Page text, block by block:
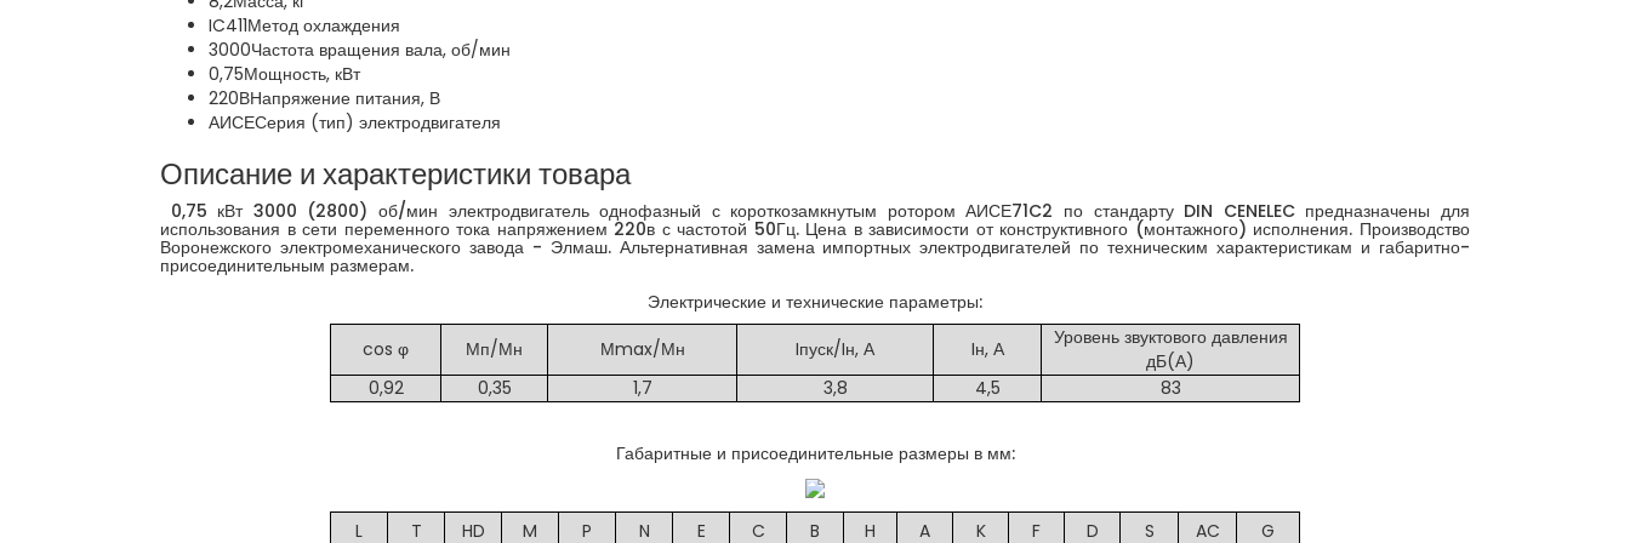
IC411Метод охлаждения
3000Частота вращения вала, об/мин
0,75Мощность, кВт
220ВНапряжение питания, В
АИСЕСерия (тип) электродвигателя
Описание и характеристики товара
0,75 кВт 3000 (2800) об/мин электродвигатель однофазный с короткозамкнутым ротором АИСЕ71C2 по стандарту DIN CENELEC предназначены для
использования в сети переменного тока напряжением 220в с частотой 50Гц. Цена в зависимости от конструктивного (монтажного) исполнения. Производство
Воронежского электромеханического завода - Элмаш. Альтернативная замена импортных электродвигателей по техническим характеристикам и габаритно-
присоединительным размерам.
Электрические и технические параметры:
cos φ
Мп/Мн Мmax/Мн Iпуск/Iн, А Iн, А
Уровень звуктового давления
дБ(А)
0,92
0,35 1,7 3,8 4,5 83
Габаритные и присоединительные размеры в мм:
L T HD M P N E C B H A K F D S AC G